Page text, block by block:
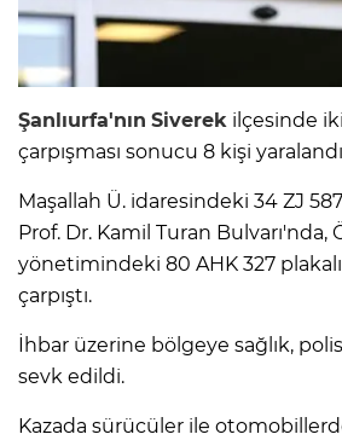
Şanlıurfa'nın Siverek ilçesinde
çarpışması sonucu 8 kişi
Maşallah Ü. idaresindeki 34 ZJ
Prof. Dr. Kamil Turan Bulvarı'nda,
yönetimindeki 80 AHK 327
çarpıştı.
İhbar üzerine bölgeye sağlık,
sevk edildi.
Kazada sürücüler ile